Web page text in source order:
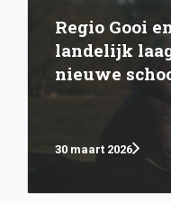
Regio Gooi
landelijk
nieuwe
30 maart 2026